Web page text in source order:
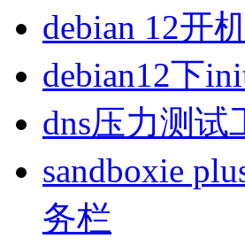
debian 12开
debian12下
dns压力测试
sandboxie
务栏